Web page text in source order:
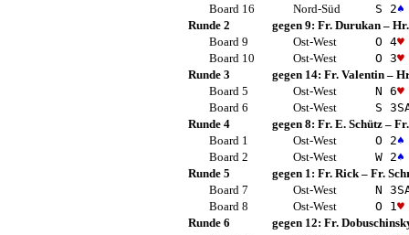
Board 16
Nord-Süd S 2♠
Runde 2
gegen 9: Fr. Durukan –
Board 9
Ost-West O 4♥
Board 10
Ost-West O 3♥
Runde 3
gegen 14: Fr. Valentin –
Board 5
Ost-West N 6♥
Board 6
Ost-West S 3
Runde 4
gegen 8: Fr. E. Schütz –
Board 1
Ost-West O 2♠
Board 2
Ost-West W 2♠
Runde 5
gegen 1: Fr. Rick – Fr.
Board 7
Ost-West N 3
Board 8
Ost-West O 1 ♥
Runde 6
gegen 12: Fr.